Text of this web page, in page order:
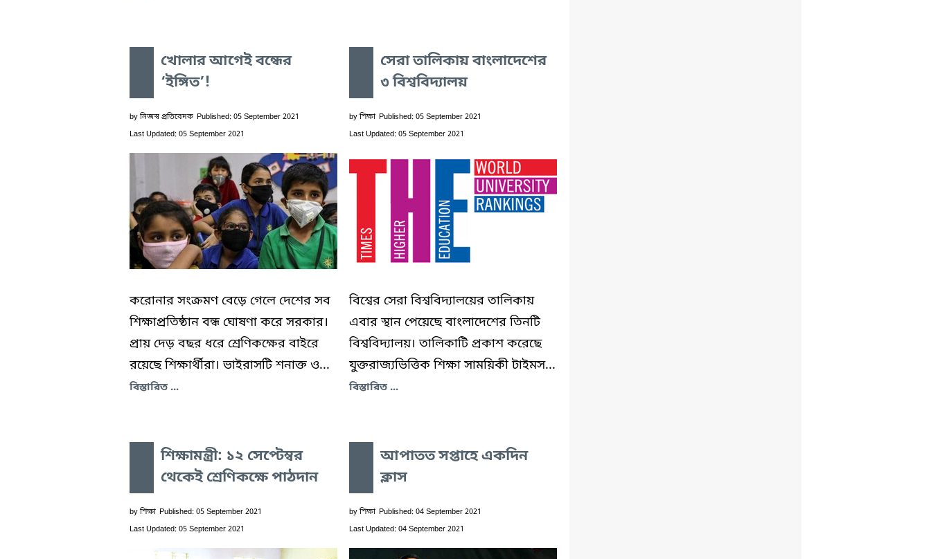
খোলার আগেই বন্ধের
‘ইঙ্গিত’!
by নিজস্ব প্রতিবেদক Published: 05 September 2021
Last Updated: 05 September 2021
করোনার সংক্রমণ বেড়ে গেলে দেশের সব
শিক্ষাপ্রতিষ্ঠান বন্ধ ঘোষণা করে সরকার।
প্রায় দেড় বছর ধরে শ্রেণিকক্ষের বাইরে
রয়েছে শিক্ষার্থীরা। ভাইরাসটি শনাক্ত ও...
বিস্তারিত ...
সেরা তালিকায় বাংলাদেশের
৩ বিশ্ববিদ্যালয়
by শিক্ষা Published: 05 September 2021
Last Updated: 05 September 2021
বিশ্বের সেরা বিশ্ববিদ্যালয়ের তালিকায়
এবার স্থান পেয়েছে বাংলাদেশের তিনটি
বিশ্ববিদ্যালয়। তালিকাটি প্রকাশ করেছে
যুক্তরাজ্যভিত্তিক শিক্ষা সাময়িকী টাইমস...
বিস্তারিত ...
শিক্ষামন্ত্রী: ১২ সেপ্টেম্বর
থেকেই শ্রেণিকক্ষে পাঠদান
by শিক্ষা Published: 05 September 2021
Last Updated: 05 September 2021
আপাতত সপ্তাহে একদিন
ক্লাস
by শিক্ষা Published: 04 September 2021
Last Updated: 04 September 2021